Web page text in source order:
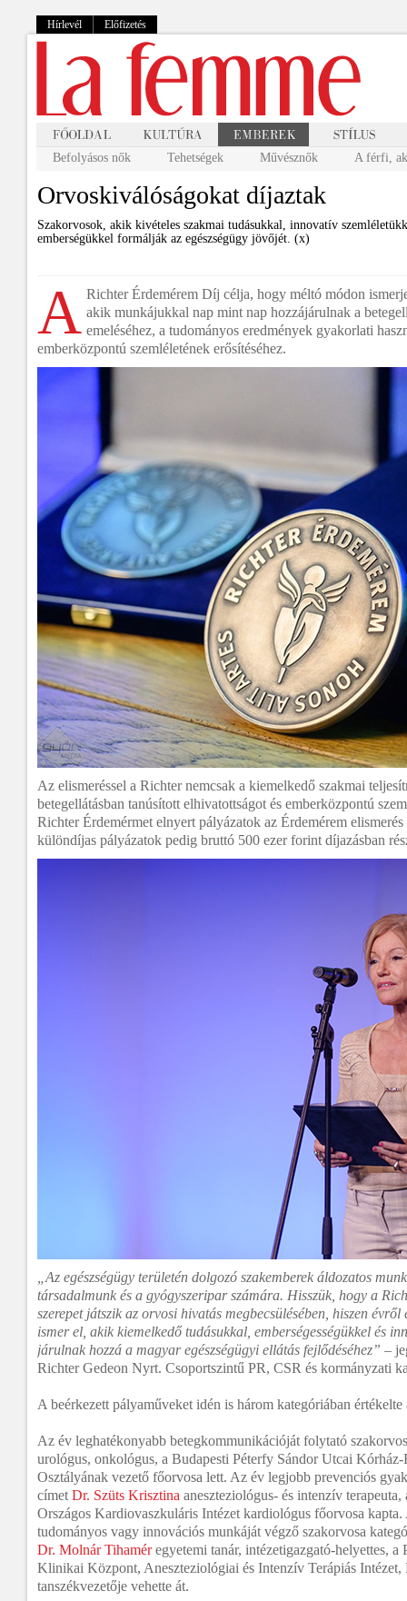
Hírlevél Előfizetés
Befolyásos nők Tehetségek Művésznők A férfi,
Orvoskiválóságokat díjaztak
Szakorvosok, akik kivételes szakmai tudásukkal, innovatív
emberségükkel formálják az egészségügy jövőjét. (x)
A Richter Érdemérem Díj célja, hogy méltó módon
akik munkájukkal nap mint nap hozzájárulnak a
emeléséhez, a tudományos eredmények gyakorlati
emberközpontú szemléletének erősítéséhez.
Az elismeréssel a Richter nemcsak a kiemelkedő szakmai
betegellátásban tanúsított elhivatottságot és emberközpontú
Richter Érdemérmet elnyert pályázatok az Érdemérem
különdíjas pályázatok pedig bruttó 500 ezer forint díjazásban
„Az egészségügy területén dolgozó szakemberek áldozatos
társadalmunk és a gyógyszeripar számára. Hisszük, hogy a
szerepet játszik az orvosi hivatás megbecsülésében, hiszen évről
ismer el, akik kiemelkedő tudásukkal, emberségességükkel és
járulnak hozzá a magyar egészségügyi ellátás fejlődéséhez” –
Richter Gedeon Nyrt. Csoportszintű PR, CSR és kormányzati
A beérkezett pályaműveket idén is három kategóriában
Az év leghatékonyabb betegkommunikációját folytató
urológus, onkológus, a Budapesti Péterfy Sándor Utcai
Osztályának vezető főorvosa lett. Az év legjobb prevenciós
címet Dr. Szüts Krisztina aneszteziológus- és intenzív
Országos Kardiovaszkuláris Intézet kardiológus főorvosa
tudományos vagy innovációs munkáját végző szakorvosa
Dr. Molnár Tihaméregyetemi tanár, intézetigazgató-helyettes, a
Klinikai Központ, Aneszteziológiai és Intenzív Terápiás Intézet,
tanszékvezetője vehette át.